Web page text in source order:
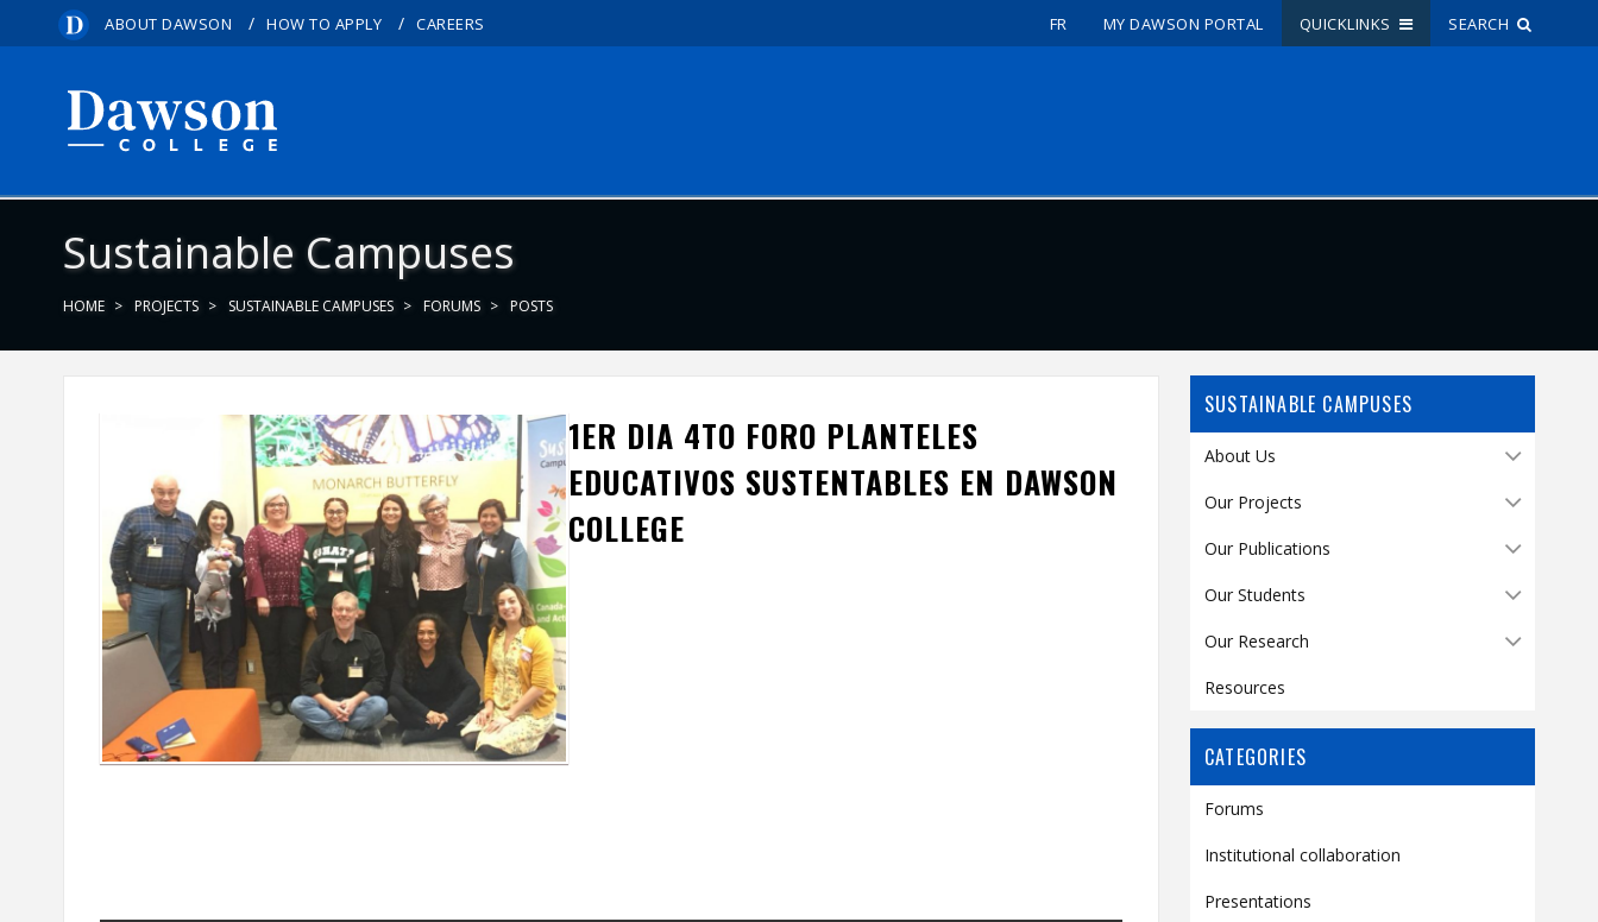
ABOUT DAWSON / HOW TO APPLY / CAREERS FR MY DAWSON PORTAL QUICKLINKS SEARCH
Sustainable Campuses
HOME PROJECTS SUSTAINABLE CAMPUSES FORUMS POSTS
SUSTAINABLE CAMPUSES
About Us
Our Projects
Our Publications
Our Students
Our Research
Resources
CATEGORIES
Forums
Institutional collaboration
Presentations
1ER DIA 4TO FORO PLANTELES
EDUCATIVOS SUSTENTABLES EN DAWSON
COLLEGE
Site Search
How to Apply
Careers
Quicklinks
Information
Who you are